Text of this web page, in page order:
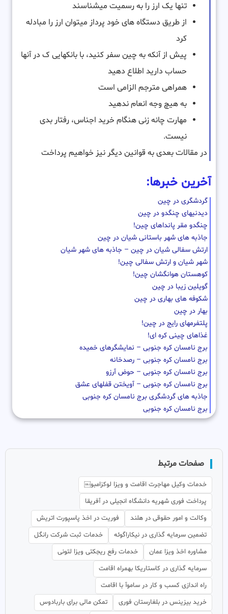
تنها یک ارز را به رسمیت میشناسند
از طریق دستگاه های خود پرداز میتوان ارز را مبادله
کرد
پیش از آنکه به چین سفر کنید، با بانکهایی ک در آنها
حساب دارید اطلاع دهید
همراهی مترجم الزامی است
به هیچ وجه انعام ندهید
مهارت چانه زنی هنگام خرید اجناس، رفتار بدی
نیست.
در مقالات بعدی به قوانین دیگر نیز خواهیم پرداخت
آخرین خبرها:
گردشگری در چین
دیدنیهای چنگدو در چین
چنگدو مقر پانداهای چین!
جاذبه های شهر باستانی شیان در چین
ارتش سفالی شیان در چین – جاذبه های شهر شیان
شهر شیان و ارتش سفالی چین!
کوهستان هوانگشان چین!
گویلین زیبا در چین
شکوفه های بهاری در چین
بهار در چین
پلتفرمهای رایج در چین!
غذاهای چینی کره ای!
برج نامسان کره جنوبی – نمایشگرهای خمیده
برج نامسان کره جنوبی – رصدخانه
برج نامسان کره جنوبی – حوض آرزو
برج نامسان کره جنوبی – آویختن قفلهای عشق
جاذبه های گردشگری برج نامسان کره جنوبی
برج نامسان کره جنوبی
صفحات مرتبط
خدمات وکیل مهاجرت اقامت و ویزا لوکزامبو￼
پرداخت فوری شهریه دانشگاه انجیلی در آفریقا
وکالت و امور حقوقی در هلند
فوریت در اخذ پاسپورت اتریش
تضمین سرمایه گذاری در نیکاراگوئه
خدمات ثبت شرکت رانگل
مشاوره اخذ ویزا عمان
خدمات رفع ریجکتی ویزا لتونی
سرمایه گذاری در کاستاریکا بهمراه اقامت
راه اندازی کسب و کار در ساموآ با اقامت
خرید بیزینس در بلغارستان فوری
تمکن مالی برای باربادوس